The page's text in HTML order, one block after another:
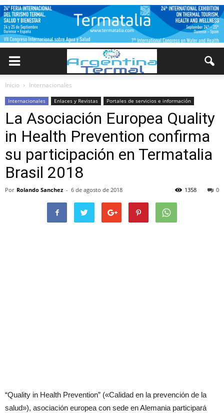
Inicio Internacionales
Internacionales Enlaces y Revistas Portales de servicios e información
La Asociación Europea Quality
in Health Prevention confirma
su participación en Termatalia
Brasil 2018
Por Rolando Sanchez - 6 de agosto de 2018 0
1358
“Quality in Health Prevention” («Calidad en la prevención de la
salud»), asociación europea con sede en Alemania participará